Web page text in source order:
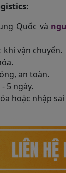
Quốc và
vận chuyển.
an toàn.
5 ngày.
hoặc nhập